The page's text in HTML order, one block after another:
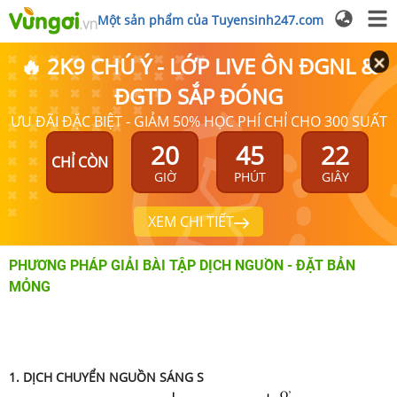
Một sản phẩm của Tuyensinh247.com
🔥 2K9 CHÚ Ý - LỚP LIVE ÔN ĐGNL &
ĐGTD SẮP ĐÓNG
ƯU ĐÃI ĐẶC BIỆT - GIẢM 50% HỌC PHÍ CHỈ CHO 300 SUẤT
CHỈ CÒN 20
GIỜ
45
PHÚT
21
GIÂY
XEM CHI TIẾT
PHƯƠNG PHÁP GIẢI BÀI TẬP DỊCH NGUỒN - ĐẶT BẢN
MỎNG
1. DỊCH CHUYỂN NGUỒN SÁNG S